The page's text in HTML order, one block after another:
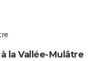
la Vallée-Mulâtre